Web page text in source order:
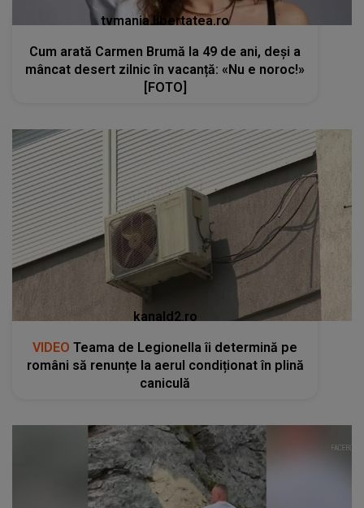
tvmania.libertatea.ro
Cum arată Carmen Brumă la 49 de ani, deși a
mâncat desert zilnic în vacanță: «Nu e noroc!»
[FOTO]
kanald2.ro
VIDEO Teama de Legionella îi determină pe
români să renunțe la aerul condiționat în plină
caniculă